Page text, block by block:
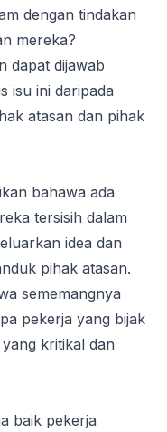
dengan tindakan
mereka?
dapat dijawab
isu ini daripada
atasan dan pihak
bahawa ada
tersisih dalam
idea dan
pihak atasan.
sememangnya
pekerja yang bijak
kritikal dan
baik pekerja